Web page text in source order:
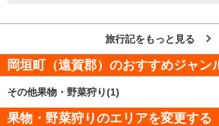
旅行記をもっと見る
岡垣町（遠賀郡） のおすすめジャン
その他果物・野菜狩り(1)
果物・野菜狩りのエリアを変更する